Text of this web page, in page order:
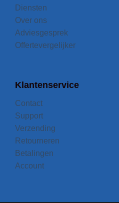
Diensten
Over ons
Adviesgesprek
Offertevergelijker
Klantenservice
Contact
Support
Verzending
Retourneren
Betalingen
Account